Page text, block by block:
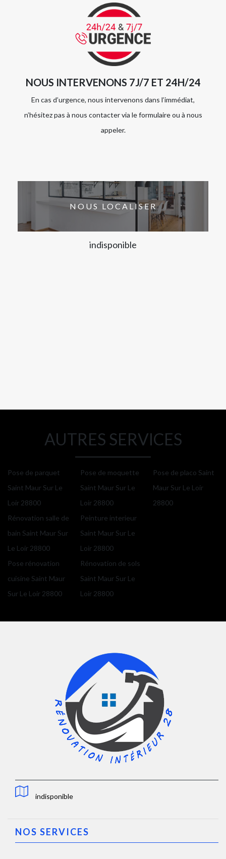
NOUS INTERVENONS 7J/7 ET 24H/24
En cas d’urgence, nous intervenons dans l’immédiat,
n’hésitez pas à nous contacter via le formulaire ou à nous
appeler.
NOUS LOCALISER
indisponible
AUTRES SERVICES
Pose de parquet
Saint Maur Sur Le
Loir 28800
Rénovation salle de
bain Saint Maur Sur
Le Loir 28800
Pose rénovation
cuisine Saint Maur
Sur Le Loir 28800
Pose de moquette
Saint Maur Sur Le
Loir 28800
Peinture interieur
Saint Maur Sur Le
Loir 28800
Rénovation de sols
Saint Maur Sur Le
Loir 28800
Pose de placo Saint
Maur Sur Le Loir
28800
indisponible
NOS SERVICES